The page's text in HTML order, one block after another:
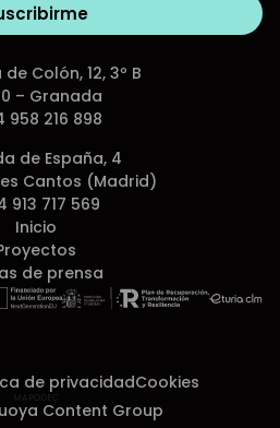
Colón, 12, 3º B
– Granada
958 216 898
de España, 4
Cantos (Madrid)
913 717 569
Inicio
de prensa
Content Group
MAPODEC
de privacidadCookies